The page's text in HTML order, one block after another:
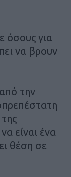
όσους για
να βρουν
την
είναι ένα
θέση σε